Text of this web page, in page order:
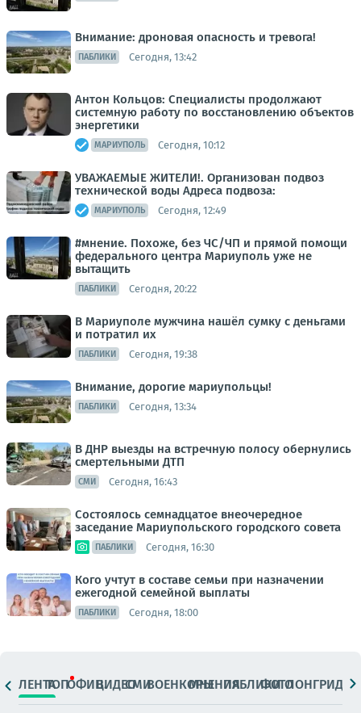
Внимание: дроновая опасность и тревога!
ПАБЛИКИ Сегодня, 13:42
Антон Кольцов: Специалисты продолжают
системную работу по восстановлению объектов
энергетики
МАРИУПОЛЬ Сегодня, 10:12
УВАЖАЕМЫЕ ЖИТЕЛИ!. Организован подвоз
технической воды Адреса подвоза:
МАРИУПОЛЬ Сегодня, 12:49
#мнение. Похоже, без ЧС/ЧП и прямой помощи
федерального центра Мариуполь уже не
вытащить
ПАБЛИКИ Сегодня, 20:22
В Мариуполе мужчина нашёл сумку с деньгами
и потратил их
ПАБЛИКИ Сегодня, 19:38
Внимание, дорогие мариупольцы!
ПАБЛИКИ Сегодня, 13:34
В ДНР выезды на встречную полосу обернулись
смертельными ДТП
СМИ Сегодня, 16:43
Состоялось семнадцатое внеочередное
заседание Мариупольского городского совета
ПАБЛИКИ Сегодня, 16:30
Кого учтут в составе семьи при назначении
ежегодной семейной выплаты
ПАБЛИКИ Сегодня, 18:00
ЛЕНТАТОПОФИЦ.ВИДЕОСМИВОЕНКОРЫМНЕНИЯПАБЛИКИ
ФОТОЛОНГРИДЫ